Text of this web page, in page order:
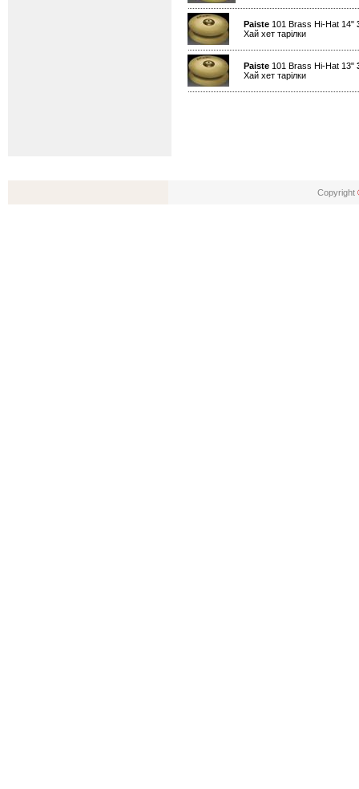
Paiste 101 Brass Hi-Hat 14"
Хай хет тарілки
Paiste 101 Brass Hi-Hat 13"
Хай хет тарілки
Copyright